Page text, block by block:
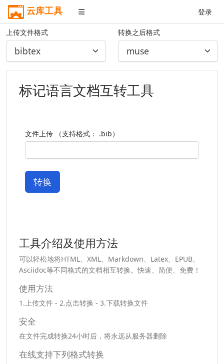
云库工具 登录
上传文件格式 转换之后格式
标记语言文档互转工具
文件上传 （支持格式： .bib）
转换
工具介绍及使用方法
可以轻松地将HTML、XML、Markdown、Latex、EPUB、
Asciidoc等不同格式的文档相互转换。快速、简便、免费！
使用方法
1.上传文件 - 2.点击转换 - 3.下载转换文件
安全
在文件完成转换24小时后，将永远从服务器删除
在线支持下列格式转换